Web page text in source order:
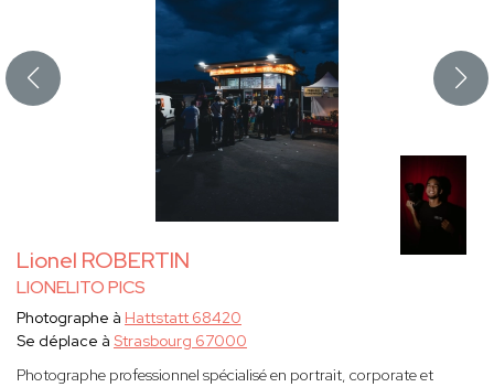
Lionel ROBERTIN
LIONELITO PICS
Photographe à Hattstatt 68420
Se déplace à Strasbourg 67000
Photographe professionnel spécialisé en portrait, corporate et